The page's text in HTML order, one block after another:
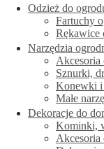
Odzież do
Fartuchy
Rękawice
Narzędzia
Akcesoria
Sznurki,
Konewki i
Małe
Dekoracje do
Kominki,
Akcesoria